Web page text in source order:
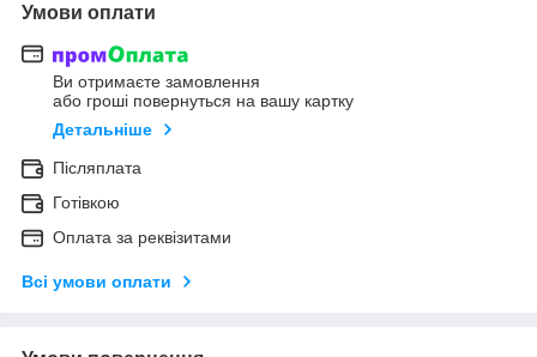
Умови оплати
Ви отримаєте замовлення
або гроші повернуться на вашу картку
Детальніше
Післяплата
Готівкою
Оплата за реквізитами
Всі умови оплати